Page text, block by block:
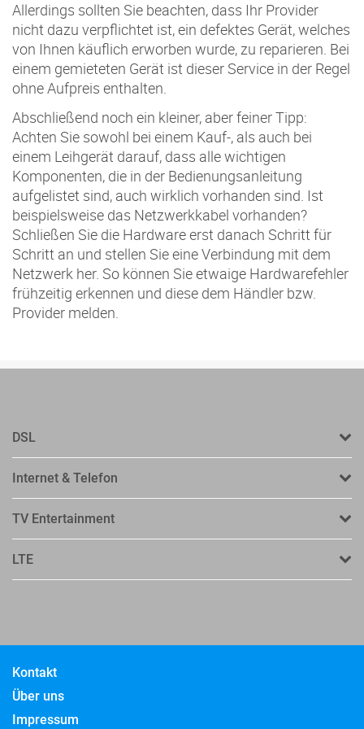
Allerdings sollten Sie beachten, dass Ihr Provider
nicht dazu verpflichtet ist, ein defektes Gerät, welches
von Ihnen käuflich erworben wurde, zu reparieren. Bei
einem gemieteten Gerät ist dieser Service in der Regel
ohne Aufpreis enthalten.
Abschließend noch ein kleiner, aber feiner Tipp:
Achten Sie sowohl bei einem Kauf-, als auch bei
einem Leihgerät darauf, dass alle wichtigen
Komponenten, die in der Bedienungsanleitung
aufgelistet sind, auch wirklich vorhanden sind. Ist
beispielsweise das Netzwerkkabel vorhanden?
Schließen Sie die Hardware erst danach Schritt für
Schritt an und stellen Sie eine Verbindung mit dem
Netzwerk her. So können Sie etwaige Hardwarefehler
frühzeitig erkennen und diese dem Händler bzw.
Provider melden.
DSL
Internet & Telefon
TV Entertainment
LTE
Kontakt
Über uns
Impressum